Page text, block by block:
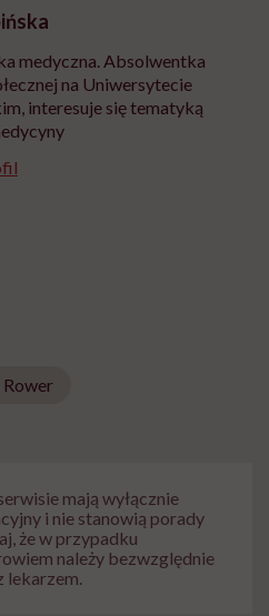
medyczna. Absolwentka
na Uniwersytecie
interesuje się tematyką
Rower
mają wyłącznie
i nie stanowią porady
że w przypadku
należy bezwzględnie
lekarzem.